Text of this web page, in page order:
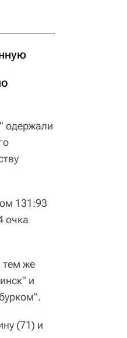
" одержали
131:93
очка
тем же
и
(71) и